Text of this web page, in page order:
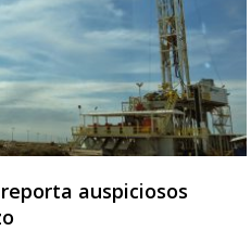
auspiciosos